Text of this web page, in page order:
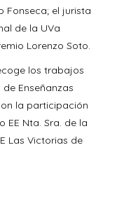
Fonseca; el jurista
de la UVa
Lorenzo Soto.
los trabajos
Enseñanzas
la participación
EE Nta. Sra. de la
Las Victorias de